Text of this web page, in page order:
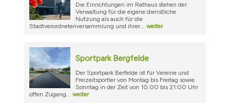
Die Einrichtungen im Rathaus stehen der
Verwaltung für die eigene dienstliche
Nutzung als auch für die
Stadtverordnetenversammlung und ihrer... weiter
Sportpark Bergfelde
Der Sportpark Berfelde ist für Vereine und
Freizeitsportler von Montag bis Freitag sowie
Sonntag in der Zeit von 10:00 bis 21:00 Uhr
offen.Zugang... weiter